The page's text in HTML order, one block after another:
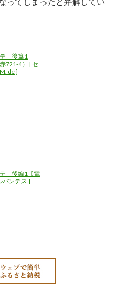
テ 後篇1
721-4） [ セ
de ]
テ 後編1【電
バンテス ]